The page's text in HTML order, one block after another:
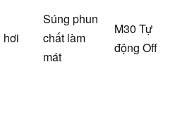
hơi
Súng phun
chất làm
mát
M30 Tự
động Off